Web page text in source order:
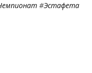
#Эстафета